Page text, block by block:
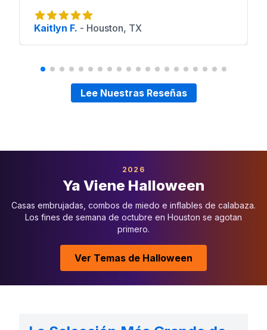
Kaitlyn F. - Houston, TX
Lee Nuestras Reseñas
2026
Ya Viene Halloween
Casas embrujadas, combos de miedo e inflables de calabaza.
Los fines de semana de octubre en Houston se agotan
primero.
Ver Temas de Halloween